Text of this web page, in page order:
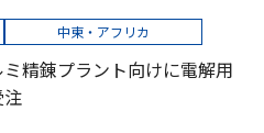
中東・アフリカ
精錬プラント向けに電解用